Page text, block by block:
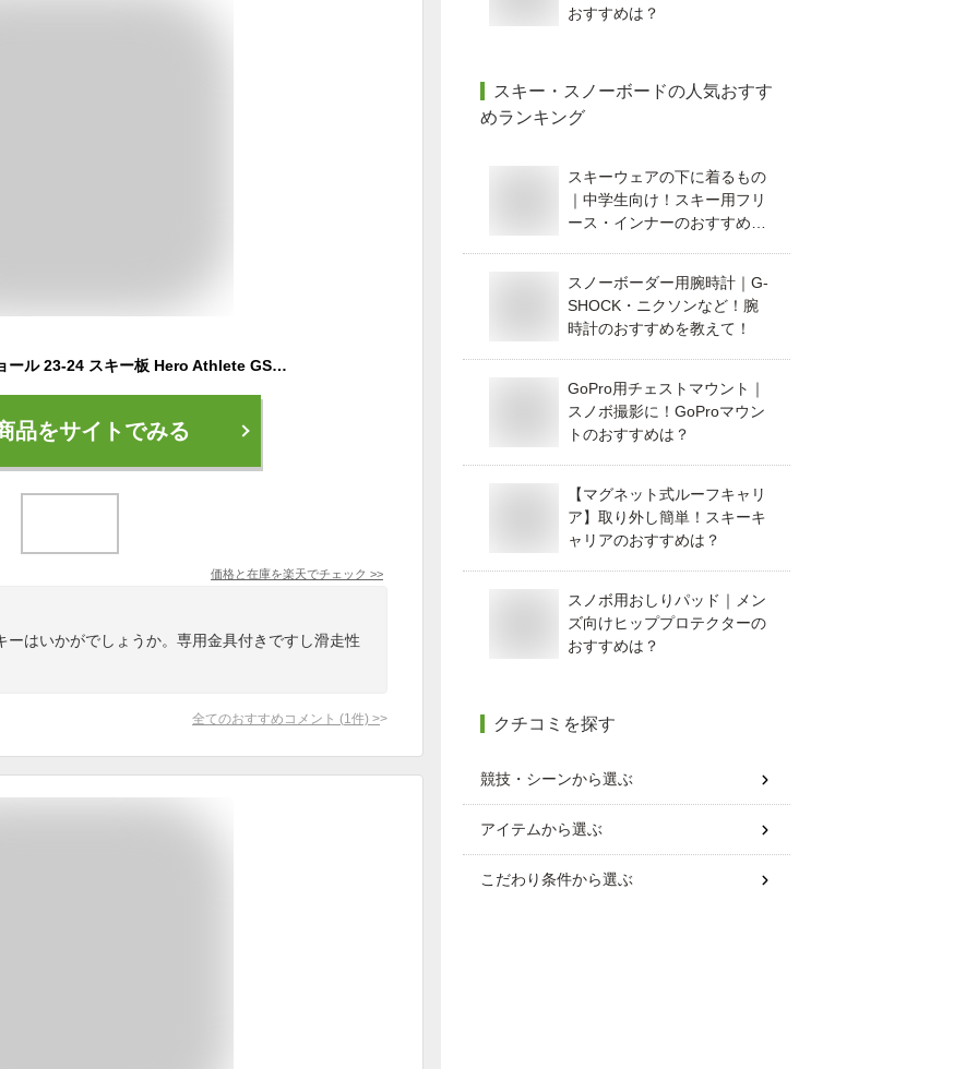
ROSSIGNOL ロシニョール 23-24 スキー板 Hero Athlete GS Pro(R21Pro) +NX10GW ヒーローアスリートGSプロ (専用金具付) 基礎スキー レース ジュニア 早期予約
品をサイトでみる
価格と在庫を楽天でチェック >>
ーはいかがでしょうか。専用金具付きですし滑走性
全てのおすすめコメント (1 件) >
おすすめは？
スキー・スノーボードの人気おすす
めランキング
スキーウェアの下に着るもの
｜中学生向け！スキー用フリ
ース・インナーのおすすめ
スノーボーダー用腕時計｜G-
SHOCK・ニクソンなど！腕
時計のおすすめを教えて！
GoPro用チェストマウント｜
スノボ撮影に！GoProマウン
トのおすすめは？
【マグネット式ルーフキャリ
ア】取り外し簡単！スキーキ
ャリアのおすすめは？
スノボ用おしりパッド｜メン
ズ向けヒッププロテクターの
おすすめは？
クチコミを探す
競技・シーンから選ぶ
アイテムから選ぶ
こだわり条件から選ぶ